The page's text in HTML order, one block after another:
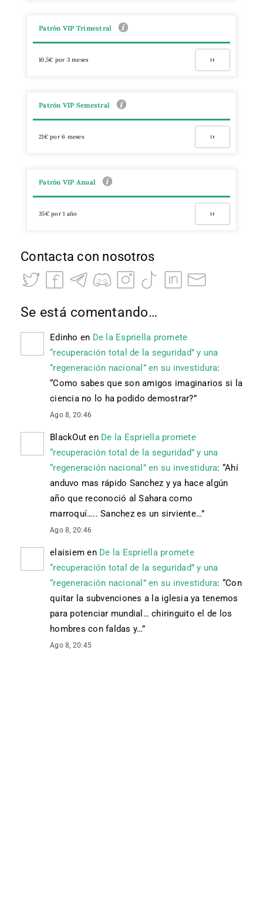
Patrón VIP Trimestral
10,5€ por 3 meses Ir
Patrón VIP Semestral
21€ por 6 meses Ir
Patrón VIP Anual
35€ por 1 año Ir
Contacta con nosotros
Se está comentando…
Edinho en De la Espriella promete
“recuperación total de la seguridad” y una
“regeneración nacional” en su investidura:
“Como sabes que son amigos imaginarios si la
ciencia no lo ha podido demostrar?”
Ago 8, 20:46
BlackOut en De la Espriella promete
“recuperación total de la seguridad” y una
“regeneración nacional” en su investidura: “Ahí
anduvo mas rápido Sanchez y ya hace algún
año que reconoció al Sahara como
marroquí….. Sanchez es un sirviente…”
Ago 8, 20:46
elaisiem en De la Espriella promete
“recuperación total de la seguridad” y una
“regeneración nacional” en su investidura: “Con
quitar la subvenciones a la iglesia ya tenemos
para potenciar mundial… chiringuito el de los
hombres con faldas y…”
Ago 8, 20:45